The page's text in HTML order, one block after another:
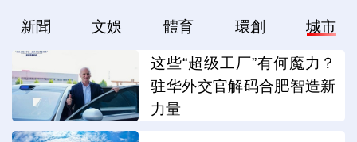
新聞 文娛 體育 環創 城市
这些“超级工厂”有何魔力？
驻华外交官解码合肥智造新
力量